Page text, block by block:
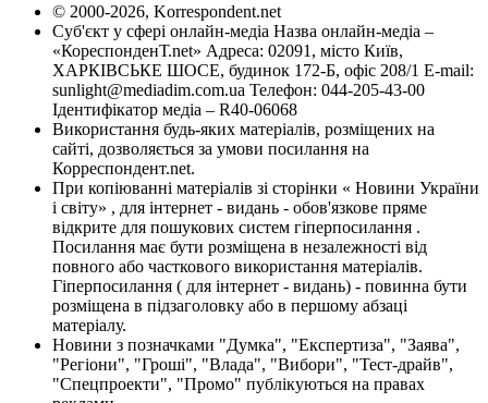
© 2000-2026, Korrespondent.net
Суб'єкт у сфері онлайн-медіа Назва онлайн-медіа –
«КореспонденТ.net» Адреса: 02091, місто Київ,
ХАРКІВСЬКЕ ШОСЕ, будинок 172-Б, офіс 208/1 E-mail:
sunlight@mediadim.com.ua Телефон: 044-205-43-00
Ідентифікатор медіа – R40-06068
Використання будь-яких матеріалів, розміщених на
сайті, дозволяється за умови посилання на
Корреспондент.net.
При копіюванні матеріалів зі сторінки « Новини України
і світу» , для інтернет - видань - обов'язкове пряме
відкрите для пошукових систем гіперпосилання .
Посилання має бути розміщена в незалежності від
повного або часткового використання матеріалів.
Гіперпосилання ( для інтернет - видань) - повинна бути
розміщена в підзаголовку або в першому абзаці
матеріалу.
Новини з позначками "Думка", "Експертиза", "Заява",
"Регіони", "Гроші", "Влада", "Вибори", "Тест-драйв",
"Спецпроекти", "Промо" публікуються на правах